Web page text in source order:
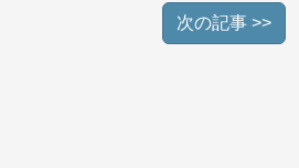
次の記事 >>